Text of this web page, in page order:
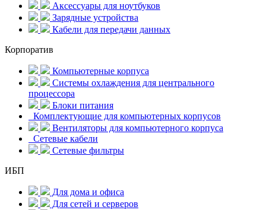
Аксессуары для ноутбуков
Зарядные устройства
Кабели для передачи данных
Корпоратив
Компьютерные корпуса
Системы охлаждения для центрального
процессора
Блоки питания
Комплектующие для компьютерных корпусов
Вентиляторы для компьютерного корпуса
Сетевые кабели
Сетевые фильтры
ИБП
Для дома и офиса
Для сетей и серверов